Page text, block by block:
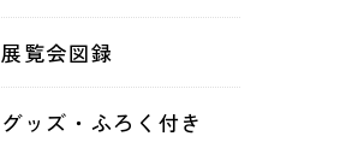
展覧会図録
グッズ・ふろく付き